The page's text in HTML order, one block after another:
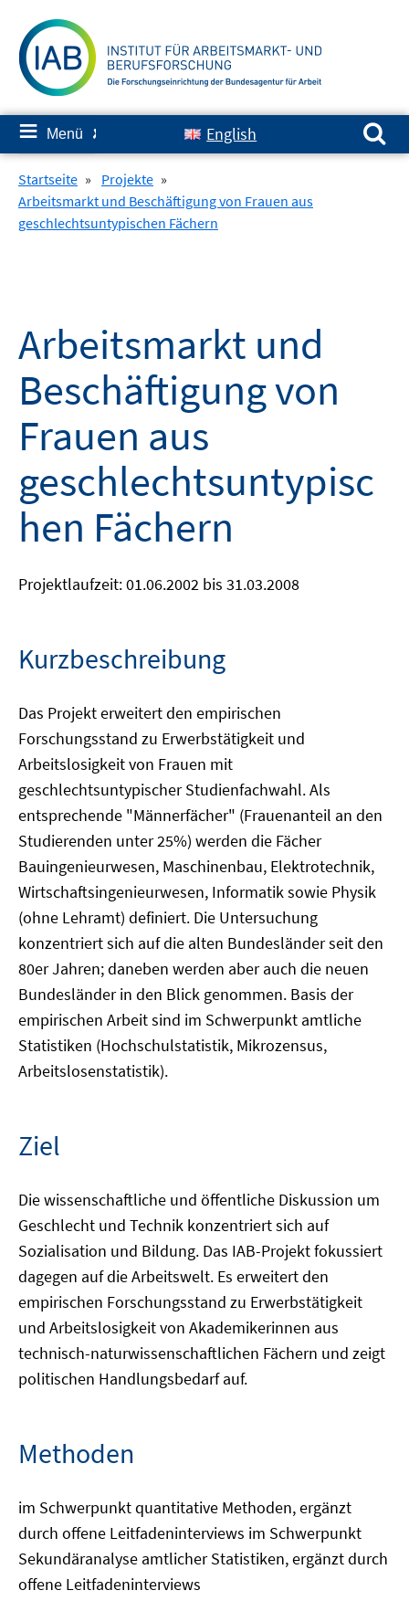
zum
Inhalt
≡ Menü ✘ English
Suchen nach:
Startseite » Projekte »
Arbeitsmarkt und Beschäftigung von Frauen aus
geschlechtsuntypischen Fächern
Arbeitsmarkt und
Beschäftigung von
Frauen aus
geschlechtsuntypisc
hen Fächern
Projektlaufzeit: 01.06.2002 bis 31.03.2008
Kurzbeschreibung
Das Projekt erweitert den empirischen
Forschungsstand zu Erwerbstätigkeit und
Arbeitslosigkeit von Frauen mit
geschlechtsuntypischer Studienfachwahl. Als
entsprechende "Männerfächer" (Frauenanteil an den
Studierenden unter 25%) werden die Fächer
Bauingenieurwesen, Maschinenbau, Elektrotechnik,
Wirtschaftsingenieurwesen, Informatik sowie Physik
(ohne Lehramt) definiert. Die Untersuchung
konzentriert sich auf die alten Bundesländer seit den
80er Jahren; daneben werden aber auch die neuen
Bundesländer in den Blick genommen. Basis der
empirischen Arbeit sind im Schwerpunkt amtliche
Statistiken (Hochschulstatistik, Mikrozensus,
Arbeitslosenstatistik).
Ziel
Die wissenschaftliche und öffentliche Diskussion um
Geschlecht und Technik konzentriert sich auf
Sozialisation und Bildung. Das IAB-Projekt fokussiert
dagegen auf die Arbeitswelt. Es erweitert den
empirischen Forschungsstand zu Erwerbstätigkeit
und Arbeitslosigkeit von Akademikerinnen aus
technisch-naturwissenschaftlichen Fächern und zeigt
politischen Handlungsbedarf auf.
Methoden
im Schwerpunkt quantitative Methoden, ergänzt
durch offene Leitfadeninterviews im Schwerpunkt
Sekundäranalyse amtlicher Statistiken, ergänzt durch
offene Leitfadeninterviews